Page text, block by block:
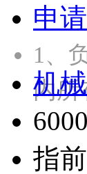
申请
1、
内
机
指